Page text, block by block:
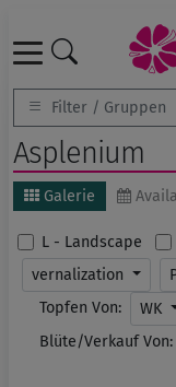
Filter / Gruppen
Asplenium
Galerie
L - Landscape
vernalization
Topfen Von:
WK
Blüte/Verkauf Von: